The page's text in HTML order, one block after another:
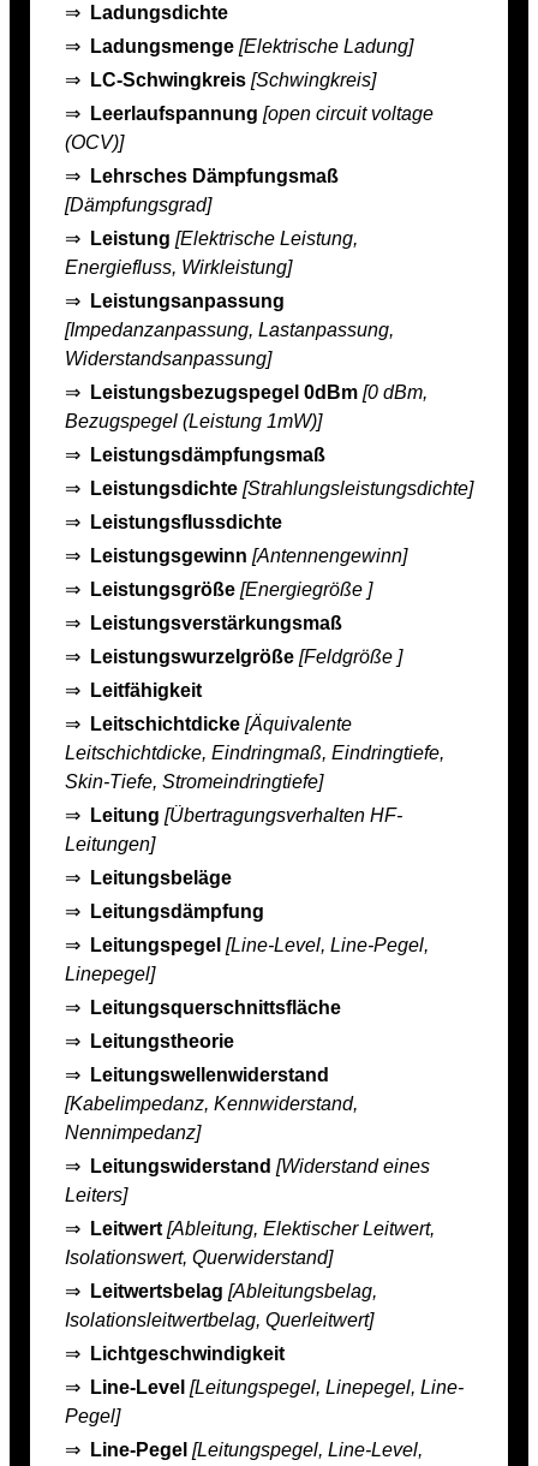
⇒
Ladungsdichte
⇒
Ladungsmenge [Elektrische Ladung]
⇒
LC-Schwingkreis [Schwingkreis]
⇒
Leerlaufspannung [open circuit voltage
(OCV)]
⇒
Lehrsches Dämpfungsmaß
[Dämpfungsgrad]
⇒
Leistung [Elektrische Leistung,
Energiefluss, Wirkleistung]
⇒
Leistungsanpassung
[Impedanzanpassung, Lastanpassung,
Widerstandsanpassung]
⇒
Leistungsbezugspegel 0dBm [0 dBm,
Bezugspegel (Leistung 1mW)]
⇒
Leistungsdämpfungsmaß
⇒
Leistungsdichte [Strahlungsleistungsdichte]
⇒
Leistungsflussdichte
⇒
Leistungsgewinn [Antennengewinn]
⇒
Leistungsgröße [Energiegröße ]
⇒
Leistungsverstärkungsmaß
⇒
Leistungswurzelgröße [Feldgröße ]
⇒
Leitfähigkeit
⇒
Leitschichtdicke [Äquivalente
Leitschichtdicke, Eindringmaß, Eindringtiefe,
Skin-Tiefe, Stromeindringtiefe]
⇒
Leitung [Übertragungsverhalten HF-
Leitungen]
⇒
Leitungsbeläge
⇒
Leitungsdämpfung
⇒
Leitungspegel [Line-Level, Line-Pegel,
Linepegel]
⇒
Leitungsquerschnittsfläche
⇒
Leitungstheorie
⇒
Leitungswellenwiderstand
[Kabelimpedanz, Kennwiderstand,
Nennimpedanz]
⇒
Leitungswiderstand [Widerstand eines
Leiters]
⇒
Leitwert [Ableitung, Elektischer Leitwert,
Isolationswert, Querwiderstand]
⇒
Leitwertsbelag [Ableitungsbelag,
Isolationsleitwertbelag, Querleitwert]
⇒
Lichtgeschwindigkeit
⇒
Line-Level [Leitungspegel, Linepegel, Line-
Pegel]
⇒
Line-Pegel [Leitungspegel, Line-Level,